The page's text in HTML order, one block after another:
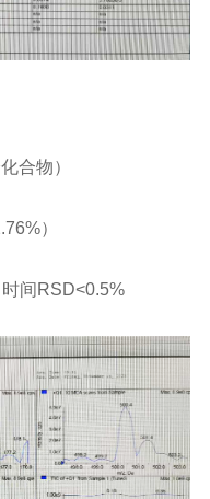
合物）
）
间RSD<0.5%